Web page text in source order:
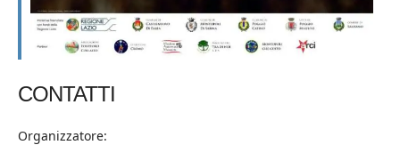
CONTATTI
Organizzatore: